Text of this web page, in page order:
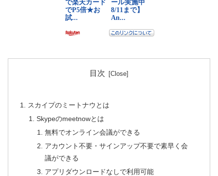
目次
スカイプのミートナウとは
Skypeのmeetnowとは
無料でオンライン会議ができる
アカウント不要・サインアップ不要で素早く会
議ができる
アプリダウンロードなしで利用可能